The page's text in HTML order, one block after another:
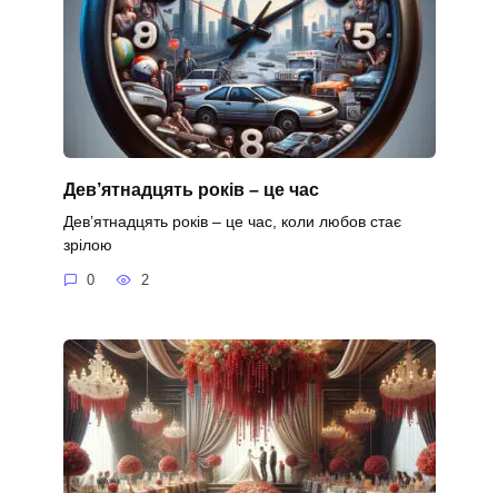
Дев’ятнадцять років – це час
Дев’ятнадцять років – це час, коли любов стає
зрілою
0 2